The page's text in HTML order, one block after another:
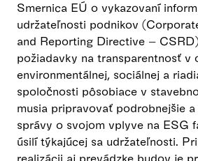
Smernica EÚ o vykazovaní
udržateľnosti podnikov
and Reporting Directive –
požiadavky na transparentnosť v
environmentálnej, sociálnej a
spoločnosti pôsobiace v
musia pripravovať podrobnejšie
správy o svojom vplyve na ESG
úsilí týkajúcej sa udržateľnosti.
realizácii aj prevádzke budov je